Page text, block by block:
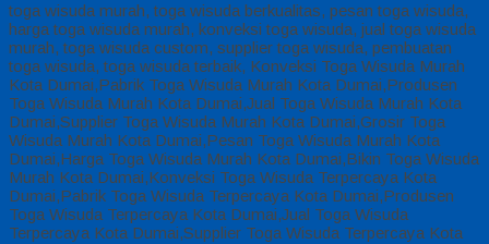
toga wisuda murah, toga wisuda berkualitas, pesan toga wisuda,
harga toga wisuda murah, konveksi toga wisuda, jual toga wisuda
murah, toga wisuda custom, supplier toga wisuda, pembuatan
toga wisuda, toga wisuda terbaik, Konveksi Toga Wisuda Murah
Kota Dumai,Pabrik Toga Wisuda Murah Kota Dumai,Produsen
Toga Wisuda Murah Kota Dumai,Jual Toga Wisuda Murah Kota
Dumai,Supplier Toga Wisuda Murah Kota Dumai,Grosir Toga
Wisuda Murah Kota Dumai,Pesan Toga Wisuda Murah Kota
Dumai,Harga Toga Wisuda Murah Kota Dumai,Bikin Toga Wisuda
Murah Kota Dumai,Konveksi Toga Wisuda Terpercaya Kota
Dumai,Pabrik Toga Wisuda Terpercaya Kota Dumai,Produsen
Toga Wisuda Terpercaya Kota Dumai,Jual Toga Wisuda
Terpercaya Kota Dumai,Supplier Toga Wisuda Terpercaya Kota